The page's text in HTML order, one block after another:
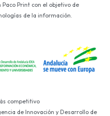
Print con el objetivo de
de la información.
competitivo
de Innovación y Desarrollo de